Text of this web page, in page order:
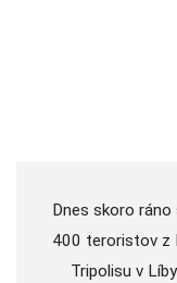
Dnes skoro
400 teroristov z
Tripolisu v